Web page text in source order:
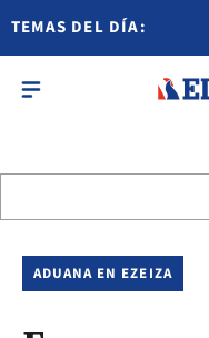
TEMAS DEL DÍA:
ADUANA EN EZEIZA